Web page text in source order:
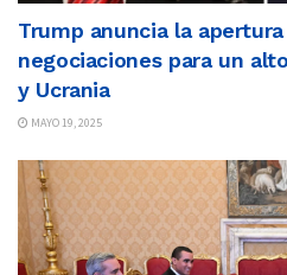
Trump anuncia la
negociaciones para un
y Ucrania
MAYO 19, 2025